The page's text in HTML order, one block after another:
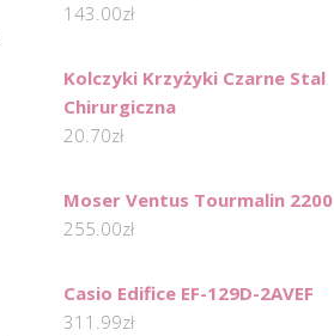
143.00zł
Kolczyki Krzyżyki Czarne Stal
Chirurgiczna
20.70zł
Moser Ventus Tourmalin 2200
255.00zł
Casio Edifice EF-129D-2AVEF
311.99zł